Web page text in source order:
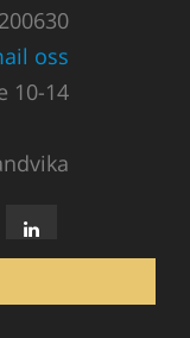
oss
10-14
AS